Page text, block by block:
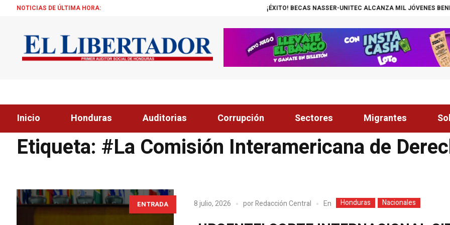
NOTICIAS DE ÚLTIMA HORA: ¡ÉXITO! BECAS NASSER-UNITEC ALCANZA MIL JÓVENES
Inicio Honduras Auditorias Corrupción Sectores Migrantes
Etiqueta: #La Comisión Interamericana de
ENTRADA 8 julio, 2026 porRedacción Central En Honduras Nacionales